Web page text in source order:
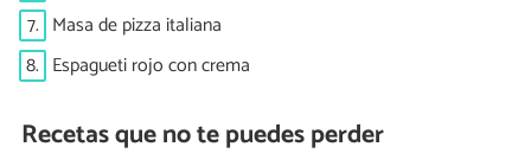
7. Masa de pizza italiana
8. Espagueti rojo con crema
Recetas que no te puedes perder